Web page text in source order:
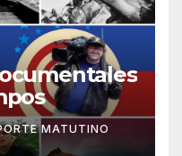
MATUTINO